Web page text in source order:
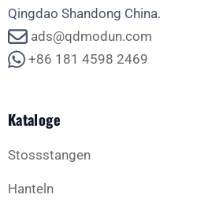
Qingdao Shandong China.
ads@qdmodun.com
+86 181 4598 2469
Kataloge
Stossstangen
Hanteln